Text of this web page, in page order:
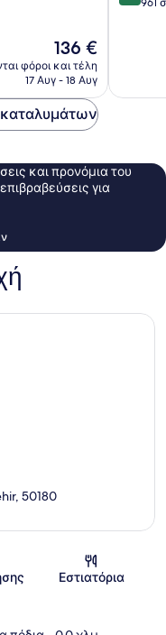
Η
τιμή
είναι
136 €
φόροι και τέλη
17 Αυγ - 18 Αυγ
και προνόμια του
για
50180
Εστιατόρια